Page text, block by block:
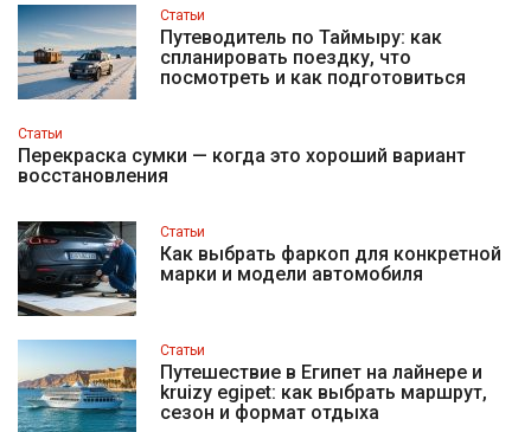
Статьи
Путеводитель по Таймыру: как
спланировать поездку, что
посмотреть и как подготовиться
Статьи
Перекраска сумки — когда это хороший вариант
восстановления
Статьи
Как выбрать фаркоп для конкретной
марки и модели автомобиля
Статьи
Путешествие в Египет на лайнере и
kruizy egipet: как выбрать маршрут,
сезон и формат отдыха